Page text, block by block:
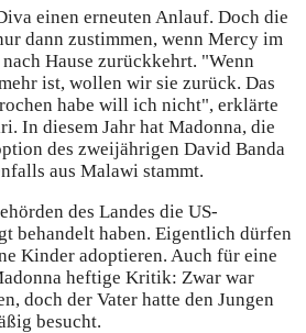
einen erneuten Anlauf. Doch die
dann zustimmen, wenn Mercy im
Hause zurückkehrt. "Wenn
ist, wollen wir sie zurück. Das
habe will ich nicht", erklärte
In diesem Jahr hat Madonna, die
des zweijährigen David Banda
aus Malawi stammt.
des Landes die US-
behandelt haben. Eigentlich dürfen
Kinder adoptieren. Auch für eine
heftige Kritik: Zwar war
doch der Vater hatte den Jungen
besucht.